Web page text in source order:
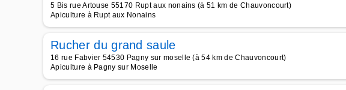
5 Bis rue Artouse 55170 Rupt aux nonains (à 51 km de Chauvoncourt)
Apiculture à Rupt aux Nonains
Rucher du grand saule
16 rue Fabvier 54530 Pagny sur moselle (à 54 km de Chauvoncourt)
Apiculture à Pagny sur Moselle